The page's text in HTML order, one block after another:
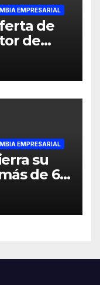
EMPRESARIAL
de
de
en
EMPRESARIAL
su
de 6